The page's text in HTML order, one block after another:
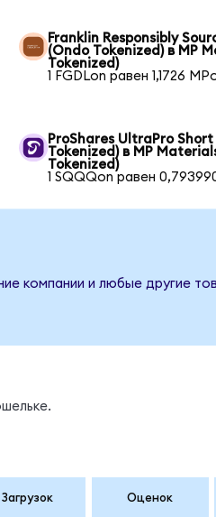
Franklin Responsibly
(Ondo Tokenized) в MP
Tokenized)
1 FGDLon равен 1,1726
ProShares UltraPro
Tokenized) в MP
Tokenized)
1 SQQQon равен
компании и любые другие
Загрузок Оценок